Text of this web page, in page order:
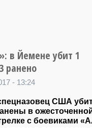
в Йемене убит 1
ранено
- 13:24
США
в
с боевиками